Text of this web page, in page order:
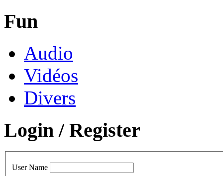
Fun
Audio
Vidéos
Divers
Login / Register
User Name